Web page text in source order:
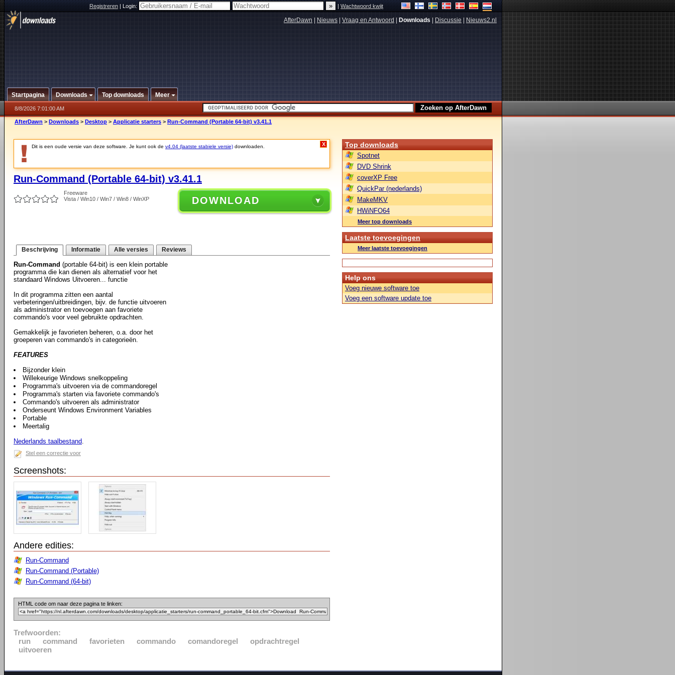
Registreren|Login: |Wachtwoord kwijt
AfterDawn Nieuws Vraag en Antwoord Downloads Discussie Nieuws2.nl
Startpagina Downloads Top downloads Meer
8/8/2026 7:01:00 AM
AfterDawn > Downloads > Desktop > Applicatie starters > Run-Command (Portable 64-bit) v3.41.1
Dit is een oude versie van deze software. Je kunt ook de v4.04 (laatste stabiele versie) downloaden. X
Run-Command (Portable 64-bit) v3.41.1
Freeware
Vista / Win10 / Win7 / Win8 / WinXP
DOWNLOAD
Beschrijving Informatie Alle versies Reviews
Run-Command (portable 64-bit) is een klein portable
programma die kan dienen als alternatief voor het
standaard Windows Uitvoeren... functie
In dit programma zitten een aantal
verbeteringen/uitbreidingen, bijv. de functie uitvoeren
als administrator en toevoegen aan favoriete
commando's voor veel gebruikte opdrachten.
Gemakkelijk je favorieten beheren, o.a. door het
groeperen van commando's in categorieën.
FEATURES
Bijzonder klein
Willekeurige Windows snelkoppeling
Programma's uitvoeren via de commandoregel
Programma's starten via favoriete commando's
Commando's uitvoeren als administrator
Onderseunt Windows Environment Variables
Portable
Meertalig
Nederlands taalbestand.
Stel een correctie voor
Screenshots:
Andere edities:
Run-Command
Run-Command (Portable)
Run-Command (64-bit)
HTML code om naar deze pagina te linken:
Trefwoorden:
run
command favorieten commando comandoregel
opdrachtregel
uitvoeren
Top downloads
Spotnet
DVD Shrink
coverXP Free
QuickPar (nederlands)
MakeMKV
HWiNFO64
Meer top downloads
Laatste toevoegingen
Meer laatste toevoegingen
Help ons
Voeg nieuwe software toe
Voeg een software update toe